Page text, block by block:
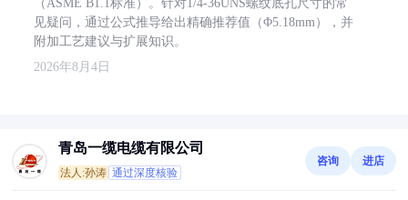
（ASME B1.1标准）。针对1/4-36UNS螺纹底孔尺寸的常
见疑问，通过公式推导给出精确推荐值（Φ5.18mm），并
附加工艺建议与扩展知识。
2026年8月4日
青岛一缆电缆有限公司
法人:孙涛 通过深度核验
咨询 进店